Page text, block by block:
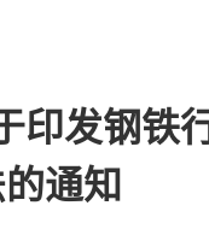
印发钢铁
通知